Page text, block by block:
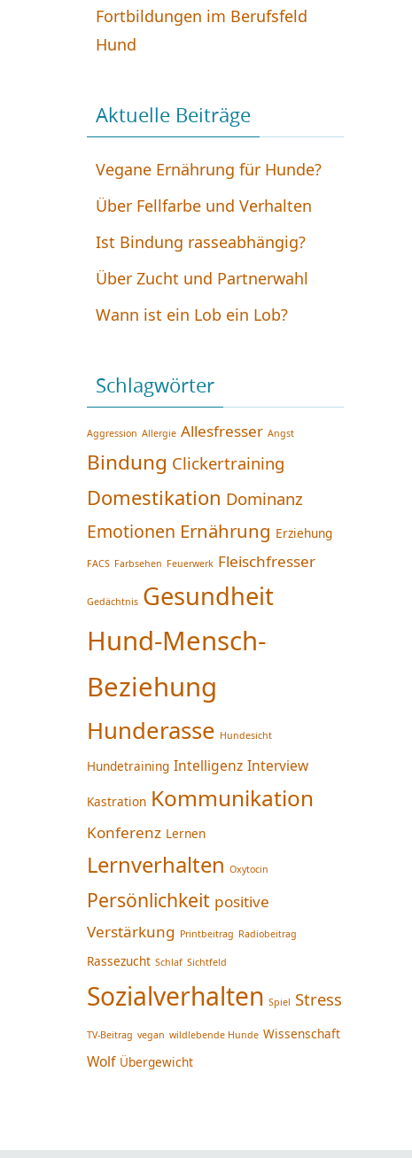
Fortbildungen im Berufsfeld
Hund
Aktuelle Beiträge
Vegane Ernährung für Hunde?
Über Fellfarbe und Verhalten
Ist Bindung rasseabhängig?
Über Zucht und Partnerwahl
Wann ist ein Lob ein Lob?
Schlagwörter
Aggression Allergie Allesfresser Angst
Bindung Clickertraining
Domestikation Dominanz
Emotionen Ernährung Erziehung
FACS Farbsehen Feuerwerk Fleischfresser
Gedächtnis Gesundheit
Hund-Mensch-
Beziehung
Hunderasse Hundesicht
Hundetraining Intelligenz Interview
Kastration Kommunikation
Konferenz Lernen
Lernverhalten Oxytocin
Persönlichkeit positive
Verstärkung Printbeitrag Radiobeitrag
Rassezucht Schlaf Sichtfeld
Sozialverhalten Spiel Stress
TV-Beitrag vegan wildlebende Hunde Wissenschaft
Wolf Übergewicht